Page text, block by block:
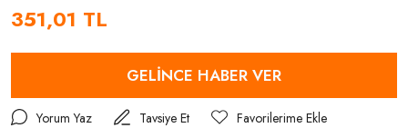
351,01 TL
GELİNCE HABER VER
Yorum Yaz Tavsiye Et